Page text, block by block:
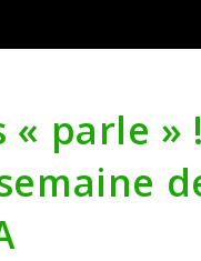
parle »